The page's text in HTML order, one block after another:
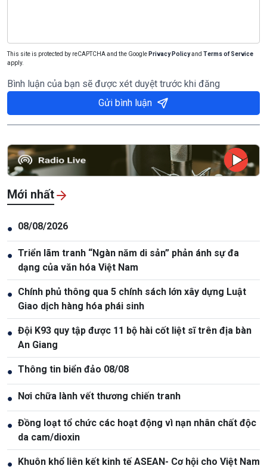
This site is protected by reCAPTCHA and the Google Privacy Policyand Terms of Service
apply.
Bình luận của bạn sẽ được xét duyệt trước khi đăng
Gửi bình luận
Mới nhất
● 08/08/2026
● Triển lãm tranh “Ngàn năm di sản” phản ánh sự đa
dạng của văn hóa Việt Nam
● Chính phủ thông qua 5 chính sách lớn xây dựng Luật
Giao dịch hàng hóa phái sinh
● Đội K93 quy tập được 11 bộ hài cốt liệt sĩ trên địa bàn
An Giang
● Thông tin biển đảo 08/08
● Nơi chữa lành vết thương chiến tranh
● Đồng loạt tổ chức các hoạt động vì nạn nhân chất độc
da cam/dioxin
● Khuôn khổ liên kết kinh tế ASEAN- Cơ hội cho Việt Nam